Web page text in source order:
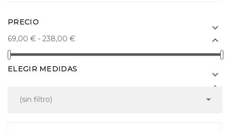
PRECIO


69,00 € - 238,00 €
ELEGIR MEDIDAS


(sin filtro) 